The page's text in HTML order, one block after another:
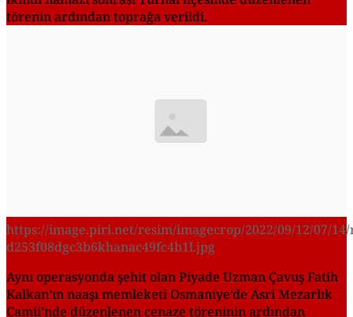
törenin ardından toprağa verildi.
https://image.piri.net/resim/imagecrop/2022/09/12/07/14/
d253f08dgc3b6khanac49fc4b1l.jpg
Aynı operasyonda şehit olan Piyade Uzman Çavuş Fatih
Kalkan’ın naaşı memleketi Osmaniye’de Asri Mezarlık
Camii’nde düzenlenen cenaze töreninin ardından